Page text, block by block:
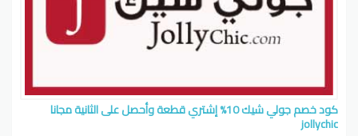
كود خصم جولي شيك 10% إشتري قطعة وأحصل على الثانية مجانا
jollychic